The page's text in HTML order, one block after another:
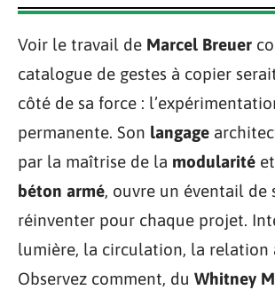
Voir le travail de Marcel Breuer
catalogue de gestes à copier
côté de sa force :
permanente. Son langage
par la maîtrise de la modularité
béton armé, ouvre un éventail de
réinventer pour chaque projet.
lumière, la circulation, la relation
Observez comment, du Whitney